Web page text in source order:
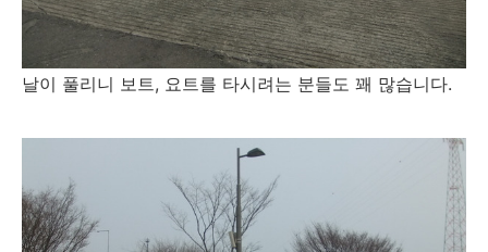
날이 풀리니 보트, 요트를 타시려는 분들도 꽤 많습니다.